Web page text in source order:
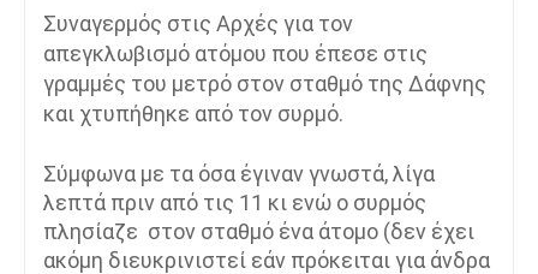
Συναγερμός στις Αρχές για τον
απεγκλωβισμό ατόμου που έπεσε στις
γραμμές του μετρό στον σταθμό της Δάφνης
και χτυπήθηκε από τον συρμό.
Σύμφωνα με τα όσα έγιναν γνωστά, λίγα
λεπτά πριν από τις 11 κι ενώ ο συρμός
πλησίαζε στον σταθμό ένα άτομο (δεν έχει
ακόμη διευκρινιστεί εάν πρόκειται για άνδρα